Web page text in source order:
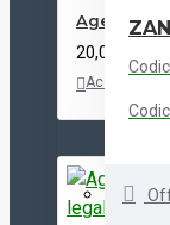
Agenda
20,00 €
Acquista
alla